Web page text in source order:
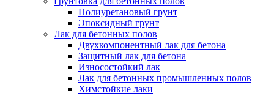
Полиуретановый грунт
Эпоксидный грунт
Лак для бетонных полов
Двухкомпонентный лак для бетона
Защитный лак для бетона
Износостойкий лак
Лак для бетонных промышленных полов
Химстойкие лаки